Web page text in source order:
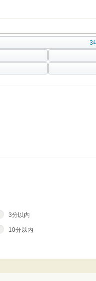
3
3分以内
10分以内